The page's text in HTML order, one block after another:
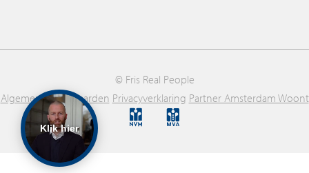
© Fris Real People
Algemene voorwaarden Privacyverklaring Partner Amsterdam Woont
Klik hier